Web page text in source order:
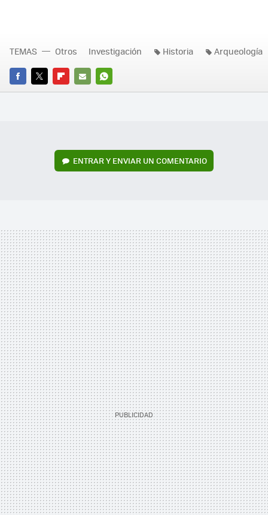
FACEBOOK
TWITTERFLIPBOARD
E-
WHATSAPP
TEMAS Otros Investigación Historia Arqueología
ENTRAR Y ENVIAR UN COMENTARIO